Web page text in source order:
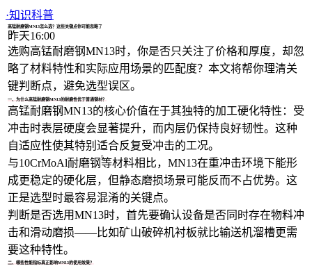
·知识科普
高锰耐磨钢MN13怎么选？这些关键点你可能忽略了
昨天16:00
选购高锰耐磨钢MN13时，你是否只关注了价格和厚度，却忽
略了材料特性和实际应用场景的匹配度？本文将帮你理清关
键判断点，避免选型误区。
一、为什么高锰耐磨钢MN13的耐磨性优于普通钢材？
高锰耐磨钢MN13的核心价值在于其独特的加工硬化特性：受
冲击时表层硬度会显著提升，而内层仍保持良好韧性。这种
自适应性使其特别适合反复受冲击的工况。
与10CrMoAl耐磨钢等材料相比，MN13在重冲击环境下能形
成更稳定的硬化层，但静态磨损场景可能反而不占优势。这
正是选型时最容易混淆的关键点。
判断是否选用MN13时，首先要确认设备是否同时存在物料冲
击和滑动磨损——比如矿山破碎机衬板就比输送机溜槽更需
要这种特性。
二、哪些性能指标真正影响MN13的使用效果？